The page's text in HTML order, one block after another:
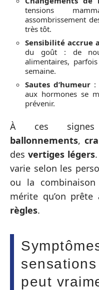
tensions
assombrissement
très tôt.
Sensibilité accrue
du goût : de
alimentaires,
semaine.
Sautes d’humeur :
aux hormones se
prévenir.
À ces signes
ballonnements,
des vertiges légers
varie selon les
ou la
mérite qu’on
règles.
peut